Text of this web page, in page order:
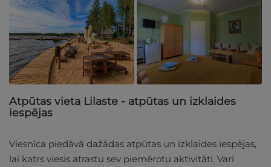
Atpūtas vieta Lilaste - atpūtas un izklaides
iespējas
Viesnīca piedāvā dažādas atpūtas un izklaides iespējas,
lai katrs viesis atrastu sev piemērotu aktivitāti. Vari